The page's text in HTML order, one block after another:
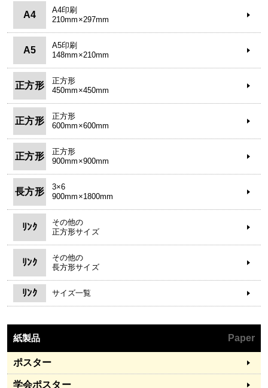
A4
A4印刷
210mm×297mm
A5
A5印刷
148mm×210mm
正方形
正方形
450mm×450mm
正方形
正方形
600mm×600mm
正方形
正方形
900mm×900mm
長方形
3×6
900mm×1800mm
ﾘﾝｸ
その他の
正方形サイズ
ﾘﾝｸ
その他の
長方形サイズ
ﾘﾝｸ サイズ一覧
紙製品 Paper
ポスター
学会ポスター